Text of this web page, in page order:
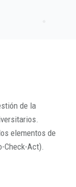
de la
elementos de
Check-Act).